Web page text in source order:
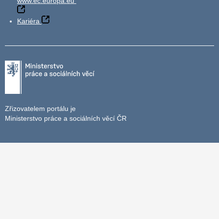
Kariéra
Zřizovatelem portálu je
Ministerstvo práce a sociálních věcí ČR